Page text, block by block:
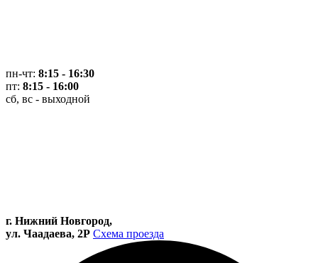
пн-чт: 8:15 - 16:30
пт: 8:15 - 16:00
сб, вс - выходной
г. Нижний Новгород,
ул. Чаадаева, 2Р Схема проезда